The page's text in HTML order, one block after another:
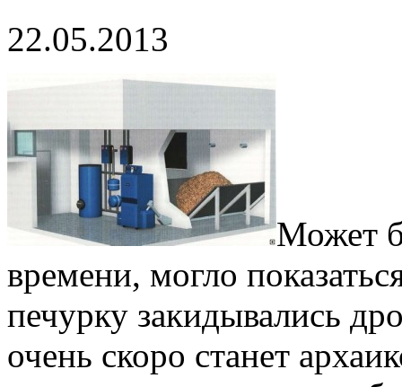
22.05.2013
Может
времени, могло
печурку закидывались
очень скоро станет